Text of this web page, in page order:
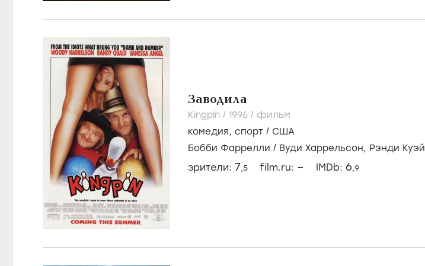
Заводила
Kingpin / 1996 / фильм
комедия, спорт / США
Бобби Фаррелли / Вуди Харрельсон, Рэнди
зрители: 7,5 film.ru: – IMDb: 6,9